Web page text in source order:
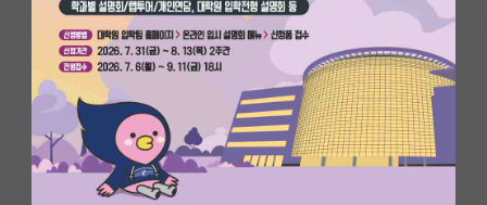
커뮤니티
커뮤니티 홈
전체글보기
베스트 게시판
IF 명예의전당